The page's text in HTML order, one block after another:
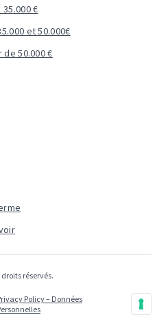
€
et 50.000€
50.000 €
droits réservés.
Policy – Données